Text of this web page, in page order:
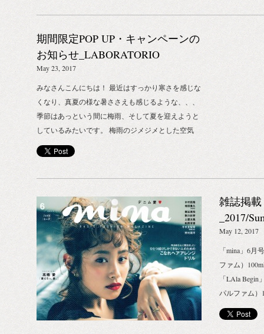
ークショップ
ワークショ
オ・オルファ
材にしなが
使い方などを
れてもいま
会いを求め
のが一番い
ランスが大好
ラトリオ・
タリアで生
随一のパフ
いたします。
礎知識・専門
門家をお招き
好きだけど「
系」って言
水をどうや
方はもちろ
やルームフ
さいね。 参
ルームフレ
期間限定POP UP・キャンペーンの
お知らせ_LABORATORIO
OLFATTIVO at ザ・コンランショ
ップ
May 23, 2017
みなさんこんにちは！ 最近はすっかり寒さを感じな
くなり、真夏の様な暑ささえも感じるような、、、
季節はあっという間に梅雨、そして夏を迎えようと
しているみたいです。 梅雨のジメジメとした空気
や、夏のムッとした気だるさ 想像すると、なんだか
重たい気持ちになりますね。 でも大丈夫。そんな憂
ましょう！ POP UP at ザ・コンランショップ 丸の内
店 ザ・コンランショップ 丸の内店にて、イタリア
発、新進気鋭のフレグランスブランド
LABORATORIO OLFATTIVOのPOP UPを期間限定で
開催。 期間中、ルームフレグランスのラインナップ
をいつもより拡大して展開しております！ 他、ブラ
ンドの核とも言える、香水も取り揃えご紹介いたし
ます。 香りとの出会いは、まさに一期一会。 これ
からの季節にも、今の気分にもぴったりマッチす
る、そんな香りを探してみては？ 〈 詳細 〉 期
雑誌掲載
_2017/
May 12, 2017
「mina」6
ファム）
「LAla
パルファム）
ボ)